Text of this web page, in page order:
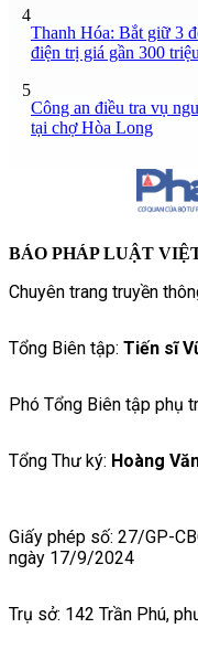
4
Thanh Hóa: Bắt giữ 3
điện trị giá gần 300
5
Công an điều tra vụ
tại chợ Hòa Long
BÁO PHÁP LUẬT
Chuyên trang truyền
Tổng Biên tập: Tiến sĩ
Phó Tổng Biên tập phụ
Tổng Thư ký: Hoàng
Giấy phép số: 27/GP-
ngày 17/9/2024
Trụ sở: 142 Trần Phú,